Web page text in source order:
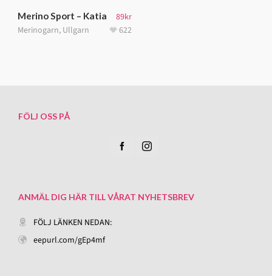
Merino Sport – Katia
Merinogarn, Ullgarn
89kr
622
FÖLJ OSS PÅ
ANMÄL DIG HÄR TILL VÅRAT NYHETSBREV
FÖLJ LÄNKEN NEDAN:
eepurl.com/gEp4mf